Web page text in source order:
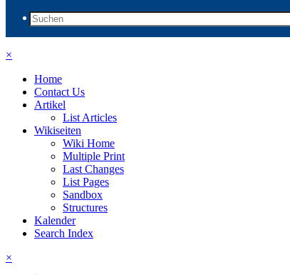
×
Home
Contact Us
Artikel
List Articles
Wikiseiten
Wiki Home
Multiple Print
Last Changes
List Pages
Sandbox
Structures
Kalender
Search Index
×